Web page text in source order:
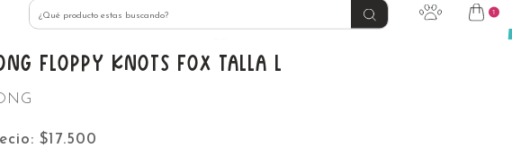
1
FLOPPY KNOTS FOX TALLA L
$17.500